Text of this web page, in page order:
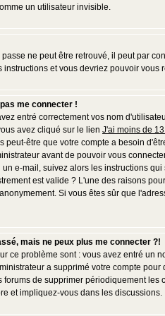
un utilisateur invisible.
ne peut être retrouvé, il peut par
instructions et vous devriez pouvoir vous
me connecter !
entré correctement vos nom
avez cliqué sur le lien J'ai moins de
peut-être que votre compte a besoin
avant de pouvoir vous
e-mail, suivez alors les instructions
est valide ? L'une des raisons
Si vous êtes sûr que
mais ne peux plus me connecter ?!
ce problème sont : vous avez entré un
a supprimé votre compte
forums de supprimer périodiquement
et impliquez-vous dans les discussions.